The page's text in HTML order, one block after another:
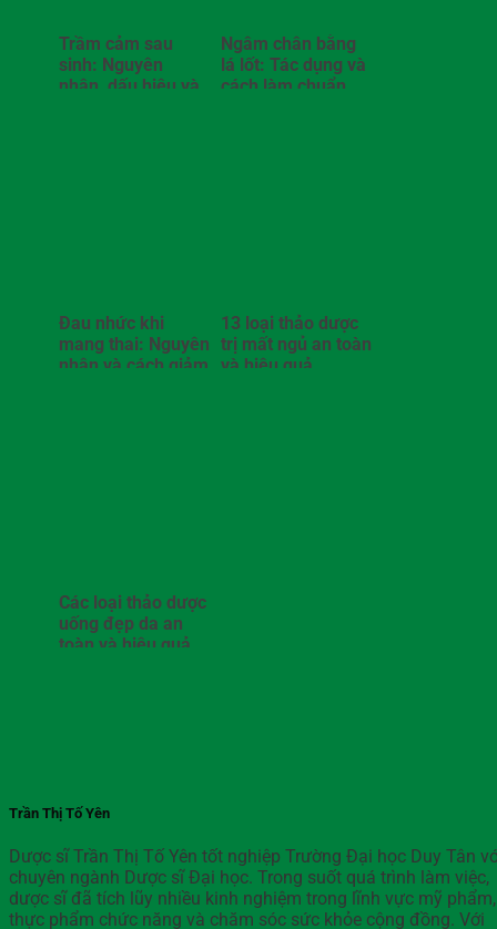
Trầm cảm sau
sinh: Nguyên
nhân, dấu hiệu và
Ngâm chân bằng
lá lốt: Tác dụng và
cách làm chuẩn
Đau nhức khi
mang thai: Nguyên
nhân và cách giảm
13 loại thảo dược
trị mất ngủ an toàn
và hiệu quả
Các loại thảo dược
uống đẹp da an
toàn và hiệu quả
Trần Thị Tố Yên
Dược sĩ Trần Thị Tố Yên tốt nghiệp Trường Đại học Duy Tân
chuyên ngành Dược sĩ Đại học. Trong suốt quá trình làm việc,
dược sĩ đã tích lũy nhiều kinh nghiệm trong lĩnh vực mỹ phẩm,
thực phẩm chức năng và chăm sóc sức khỏe cộng đồng. Với